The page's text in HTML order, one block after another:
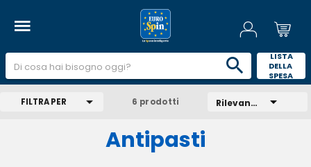
LISTA
DELLA
SPESA
FILTRA PER 6 prodotti Rilevanza
Antipasti